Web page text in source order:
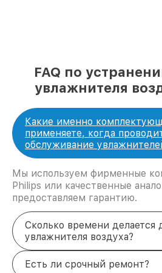
FAQ по
увлажнителя
Какие именно
применяете, когда
обслуживание
Мы используем фирменные
Philips или качественные
предоставляем гарантию.
Сколько времени делается
увлажнителя воздуха?
Есть ли срочный ремонт?